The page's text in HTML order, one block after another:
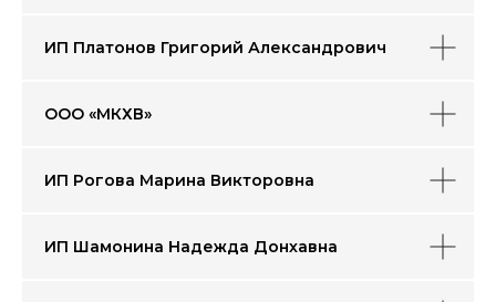
ИП Платонов Григорий Александрович
ООО «МКХВ»
ИП Рогова Марина Викторовна
ИП Шамонина Надежда Донхавна